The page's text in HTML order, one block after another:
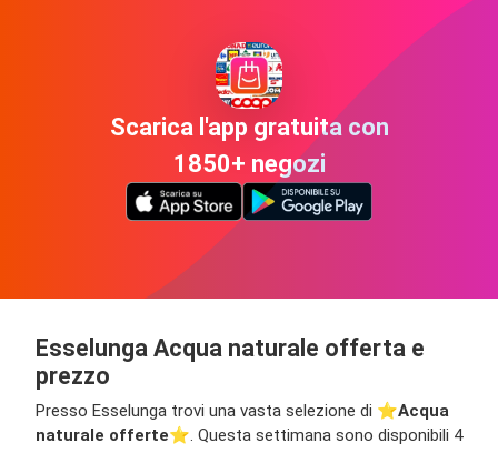
Scarica l'app gratuita con
1850+ negozi
Esselunga Acqua naturale offerta e
prezzo
Presso Esselunga trovi una vasta selezione di ⭐️Acqua
naturale offerte⭐️. Questa settimana sono disponibili 4